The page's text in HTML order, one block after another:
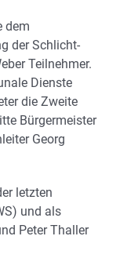
dem
der Schlicht-
Teilnehmer.
Dienste
die Zweite
Bürgermeister
Georg
letzten
und als
Peter Thaller